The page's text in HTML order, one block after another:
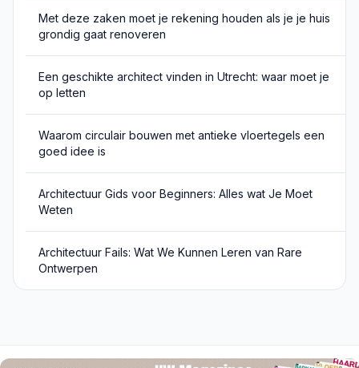
Met deze zaken moet je rekening houden als je je huis
grondig gaat renoveren
Een geschikte architect vinden in Utrecht: waar moet je
op letten
Waarom circulair bouwen met antieke vloertegels een
goed idee is
Architectuur Gids voor Beginners: Alles wat Je Moet
Weten
Architectuur Fails: Wat We Kunnen Leren van Rare
Ontwerpen